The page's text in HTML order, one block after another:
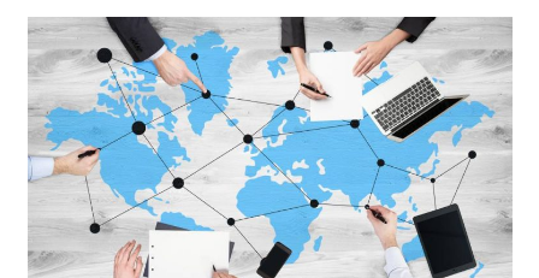
Ayuntamiento
de
Casariche
(Sevilla)